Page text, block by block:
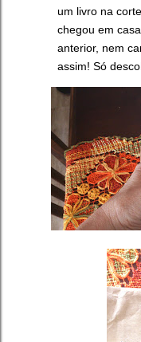
um livro na
chegou em
anterior, nem
assim! Só